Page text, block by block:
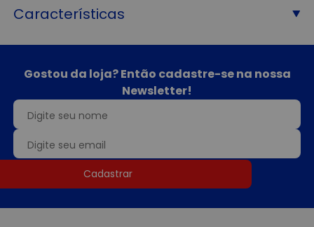
Características
Gostou da loja? Então cadastre-se na nossa
Newsletter!
Cadastrar